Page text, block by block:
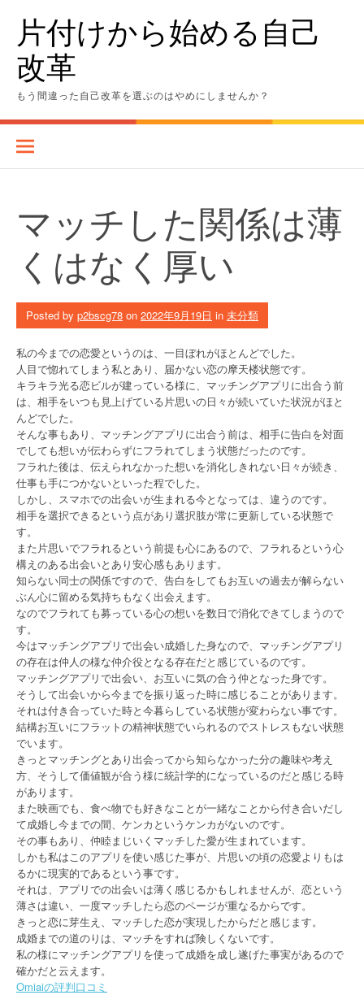
content片付けから始める自己
改革
もう間違った自己改革を選ぶのはやめにしませんか？
マッチした関係は薄
くはなく厚い
Posted by p2bscg78 on 2022年9月19日 in 未分類
私の今までの恋愛というのは、一目ぼれがほとんどでした。
人目で惚れてしまう私とあり、届かない恋の摩天楼状態です。
キラキラ光る恋ビルが建っている様に、マッチングアプリに出合う前
は、相手をいつも見上げている片思いの日々が続いていた状況がほと
んどでした。
そんな事もあり、マッチングアプリに出合う前は、相手に告白を対面
でしても想いが伝わらずにフラれてしまう状態だったのです。
フラれた後は、伝えられなかった想いを消化しきれない日々が続き、
仕事も手につかないといった程でした。
しかし、スマホでの出会いが生まれる今となっては、違うのです。
相手を選択できるという点があり選択肢が常に更新している状態で
す。
また片思いでフラれるという前提も心にあるので、フラれるという心
構えのある出会いとあり安心感もあります。
知らない同士の関係ですので、告白をしてもお互いの過去が解らない
ぶん心に留める気持ちもなく出会えます。
なのでフラれても募っている心の想いを数日で消化できてしまうので
す。
今はマッチングアプリで出会い成婚した身なので、マッチングアプリ
の存在は仲人の様な仲介役となる存在だと感じているのです。
マッチングアプリで出会い、お互いに気の合う仲となった身です。
そうして出会いから今までを振り返った時に感じることがあります。
それは付き合っていた時と今暮らしている状態が変わらない事です。
結構お互いにフラットの精神状態でいられるのでストレスもない状態
でいます。
きっとマッチングとあり出会ってから知らなかった分の趣味や考え
方、そうして価値観が合う様に統計学的になっているのだと感じる時
があります。
また映画でも、食べ物でも好きなことが一緒なことから付き合いだし
て成婚し今までの間、ケンカというケンカがないのです。
その事もあり、仲睦まじいくマッチした愛が生まれています。
しかも私はこのアプリを使い感じた事が、片思いの頃の恋愛よりもは
るかに現実的であるという事です。
それは、アプリでの出会いは薄く感じるかもしれませんが、恋という
薄さは違い、一度マッチしたら恋のページが重なるからです。
きっと恋に芽生え、マッチした恋が実現したからだと感じます。
成婚までの道のりは、マッチをすれば険しくないです。
私の様にマッチングアプリを使って成婚を成し遂げた事実があるので
確かだと云えます。
Omiaiの評判口コミ